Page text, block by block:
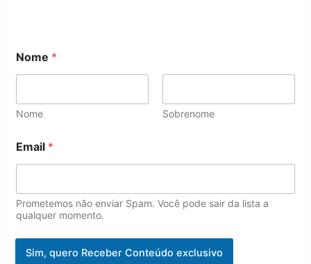
o
m
*
E
a
i
l
Nome *
Nome Sobrenome
Email *
Prometemos não enviar Spam. Você pode sair da lista a
qualquer momento.
Sim, quero Receber Conteúdo exclusivo